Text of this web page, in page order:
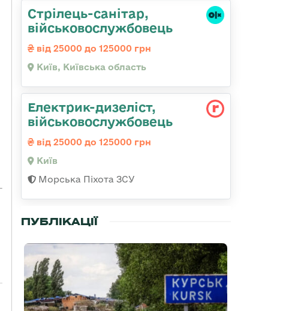
Стрілець-санітар,
військовослужбовець
від 25000 до 125000 грн
Київ, Київська область
Електрик-дизеліст,
військовослужбовець
від 25000 до 125000 грн
Київ
Морська Піхота ЗСУ
ПУБЛІКАЦІЇ